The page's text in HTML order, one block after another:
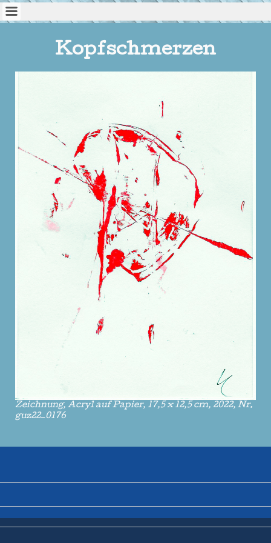
Kopfschmerzen
Zeichnung, Acryl auf Papier, 17,5 x 12,5 cm, 2022, Nr.
guz22_0176